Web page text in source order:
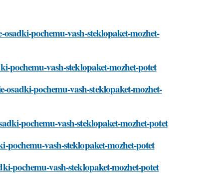
pochemu-vash-steklopaket-mozhet-
pochemu-vash-steklopaket-mozhet-potet
pochemu-vash-steklopaket-mozhet-
pochemu-vash-steklopaket-mozhet-potet
vash-steklopaket-mozhet-potet
pochemu-vash-steklopaket-mozhet-potet